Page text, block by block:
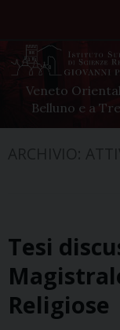
Veneto
Belluno e a
Tesi
Religiose